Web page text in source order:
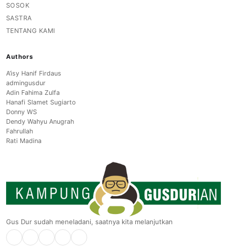
SOSOK
SASTRA
TENTANG KAMI
Authors
A’isy Hanif Firdaus
admingusdur
Adin Fahima Zulfa
Hanafi Slamet Sugiarto
Donny WS
Dendy Wahyu Anugrah
Fahrullah
Rati Madina
Gus Dur sudah meneladani, saatnya kita melanjutkan